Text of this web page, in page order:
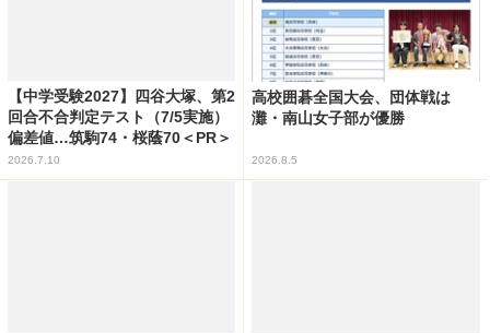
【中学受験2027】四谷大塚、第2
回合不合判定テスト（7/5実施）
偏差値…筑駒74・桜蔭70＜PR＞
2026.7.10
高校囲碁全国大会、団体戦は
灘・南山女子部が優勝
2026.8.5